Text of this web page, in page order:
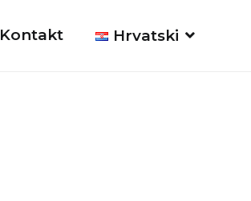
Kontakt Hrvatski